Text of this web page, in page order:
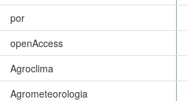
por
openAccess
Agroclima
Agrometeorologia